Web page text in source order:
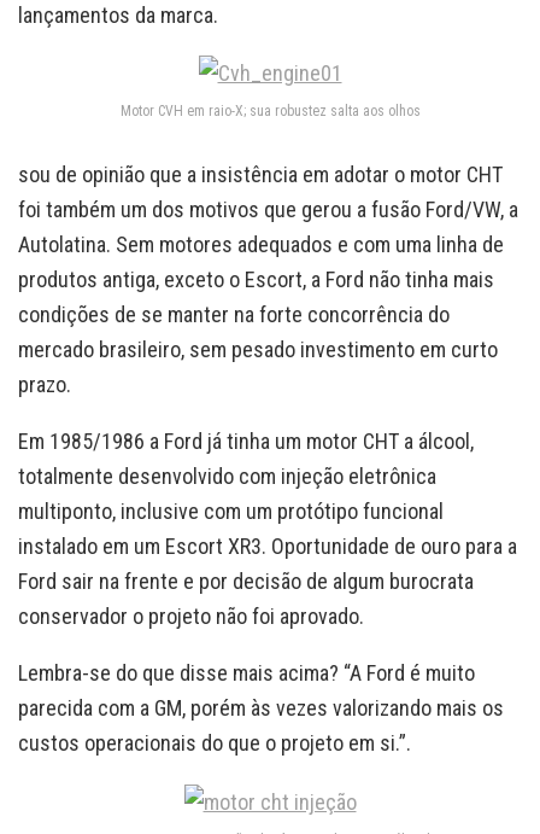
lançamentos da marca.
Motor CVH em raio-X; sua robustez salta aos olhos
sou de opinião que a insistência em adotar o motor CHT
foi também um dos motivos que gerou a fusão Ford/VW, a
Autolatina. Sem motores adequados e com uma linha de
produtos antiga, exceto o Escort, a Ford não tinha mais
condições de se manter na forte concorrência do
mercado brasileiro, sem pesado investimento em curto
prazo.
Em 1985/1986 a Ford já tinha um motor CHT a álcool,
totalmente desenvolvido com injeção eletrônica
multiponto, inclusive com um protótipo funcional
instalado em um Escort XR3. Oportunidade de ouro para a
Ford sair na frente e por decisão de algum burocrata
conservador o projeto não foi aprovado.
Lembra-se do que disse mais acima? “A Ford é muito
parecida com a GM, porém às vezes valorizando mais os
custos operacionais do que o projeto em si.”.